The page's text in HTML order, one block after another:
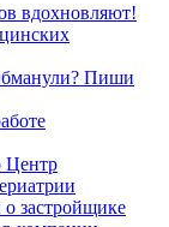
вдохновляют!
Пиши
Центр
застройщике